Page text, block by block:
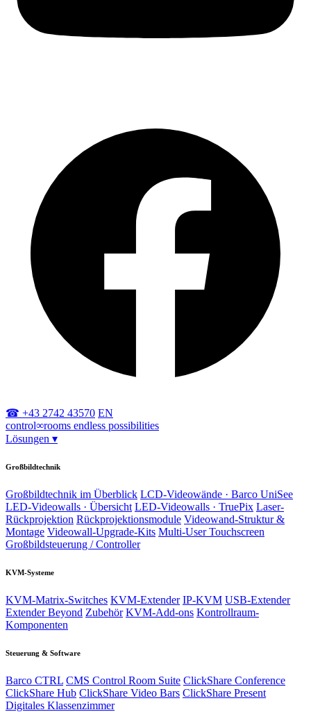
☎ +43 2742 43570 EN
control∞rooms endless possibilities
Lösungen ▾
Großbildtechnik
Großbildtechnik im Überblick LCD-Videowände · Barco UniSee
LED-Videowalls · Übersicht LED-Videowalls · TruePix Laser-
Rückprojektion Rückprojektionsmodule Videowand-Struktur &
Montage Videowall-Upgrade-Kits Multi-User Touchscreen
Großbildsteuerung / Controller
KVM-Systeme
KVM-Matrix-Switches KVM-Extender IP-KVM USB-Extender
Extender Beyond Zubehör KVM-Add-ons Kontrollraum-
Komponenten
Steuerung & Software
Barco CTRL CMS Control Room Suite ClickShare Conference
ClickShare Hub ClickShare Video Bars ClickShare Present
Digitales Klassenzimmer